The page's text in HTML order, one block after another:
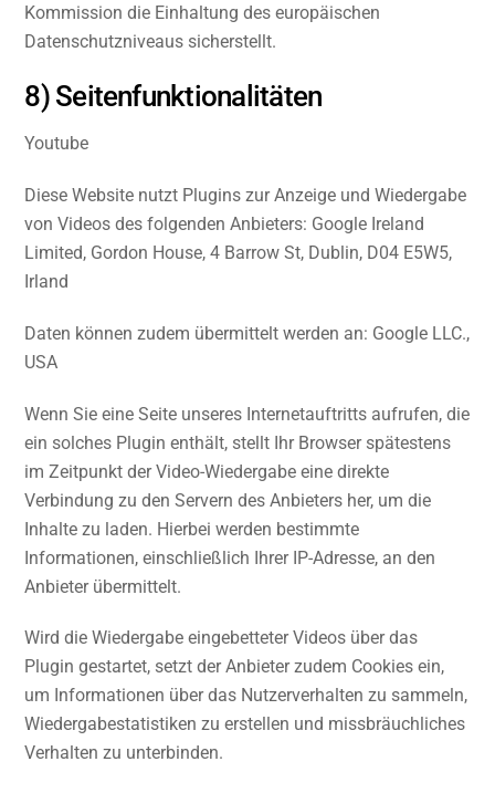
Kommission die Einhaltung des europäischen
Datenschutzniveaus sicherstellt.
8) Seitenfunktionalitäten
Youtube
Diese Website nutzt Plugins zur Anzeige und Wiedergabe
von Videos des folgenden Anbieters: Google Ireland
Limited, Gordon House, 4 Barrow St, Dublin, D04 E5W5,
Irland
Daten können zudem übermittelt werden an: Google LLC.,
USA
Wenn Sie eine Seite unseres Internetauftritts aufrufen, die
ein solches Plugin enthält, stellt Ihr Browser spätestens
im Zeitpunkt der Video-Wiedergabe eine direkte
Verbindung zu den Servern des Anbieters her, um die
Inhalte zu laden. Hierbei werden bestimmte
Informationen, einschließlich Ihrer IP-Adresse, an den
Anbieter übermittelt.
Wird die Wiedergabe eingebetteter Videos über das
Plugin gestartet, setzt der Anbieter zudem Cookies ein,
um Informationen über das Nutzerverhalten zu sammeln,
Wiedergabestatistiken zu erstellen und missbräuchliches
Verhalten zu unterbinden.